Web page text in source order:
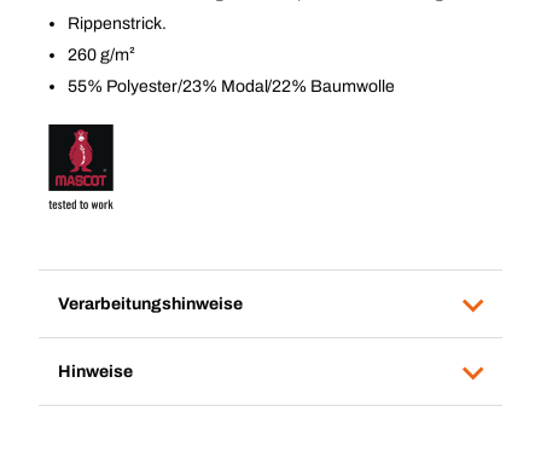
Rippenstrick.
260 g/m²
55% Polyester/23% Modal/22% Baumwolle
Verarbeitungshinweise
Hinweise